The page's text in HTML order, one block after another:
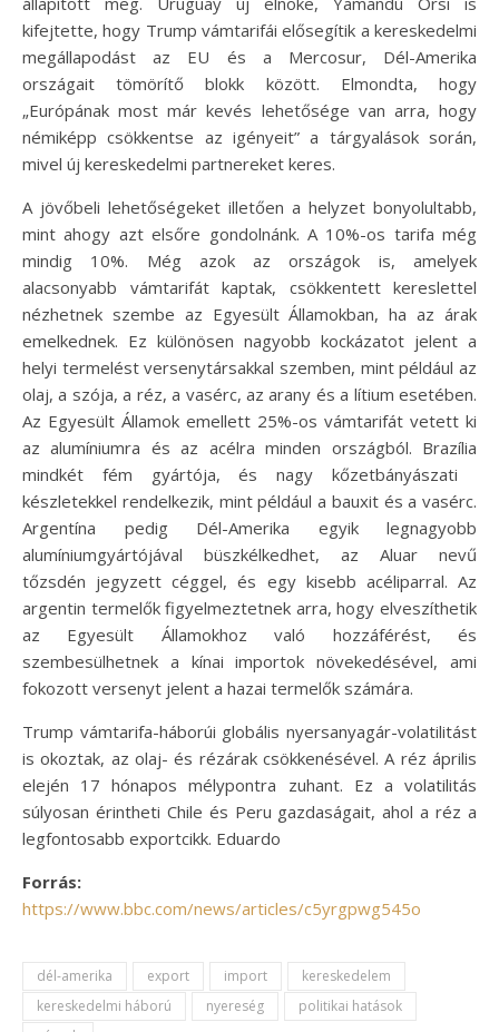
kifejtette, hogy Trump vámtarifái elősegítik a kereskedelmi
megállapodást az EU és a Mercosur, Dél-Amerika
országait tömörítő blokk között. Elmondta, hogy
„Európának most már kevés lehetősége van arra, hogy
némiképp csökkentse az igényeit” a tárgyalások során,
mivel új kereskedelmi partnereket keres.
A jövőbeli lehetőségeket illetően a helyzet bonyolultabb,
mint ahogy azt elsőre gondolnánk. A 10%-os tarifa még
mindig 10%. Még azok az országok is, amelyek
alacsonyabb vámtarifát kaptak, csökkentett kereslettel
nézhetnek szembe az Egyesült Államokban, ha az árak
emelkednek. Ez különösen nagyobb kockázatot jelent a
helyi termelést versenytársakkal szemben, mint például az
olaj, a szója, a réz, a vasérc, az arany és a lítium esetében.
Az Egyesült Államok emellett 25%-os vámtarifát vetett ki
az alumíniumra és az acélra minden országból. Brazília
mindkét fém gyártója, és nagy kőzetbányászati ​​
készletekkel rendelkezik, mint például a bauxit és a vasérc.
Argentína pedig Dél-Amerika egyik legnagyobb
alumíniumgyártójával büszkélkedhet, az Aluar nevű
tőzsdén jegyzett céggel, és egy kisebb acéliparral. Az
argentin termelők figyelmeztetnek arra, hogy elveszíthetik
az Egyesült Államokhoz való hozzáférést, és
szembesülhetnek a kínai importok növekedésével, ami
fokozott versenyt jelent a hazai termelők számára.
Trump vámtarifa-háborúi globális nyersanyagár-volatilitást
is okoztak, az olaj- és rézárak csökkenésével. A réz április
elején 17 hónapos mélypontra zuhant. Ez a volatilitás
súlyosan érintheti Chile és Peru gazdaságait, ahol a réz a
legfontosabb exportcikk. Eduardo
Forrás:
https://www.bbc.com/news/articles/c5yrgpwg545o
dél-amerika export import
kereskedelem
kereskedelmi háború
nyereség
politikai hatások